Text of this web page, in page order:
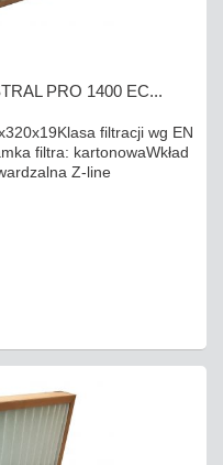
PRO 1400 EC...
filtracji wg EN
filtra: kartonowaWkład
Z-line